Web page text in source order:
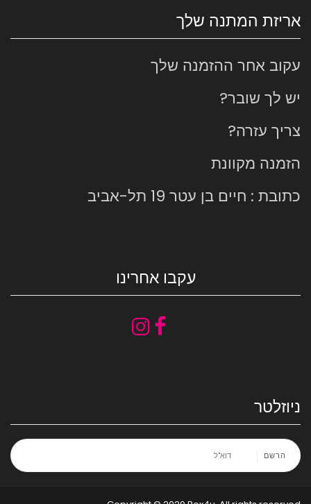
אריזת המתנה שלך
עקוב אחר ההזמנה שלך
יש לך שובר?
צריך עזרה?
הזמנה מקוונת
כתובת : חיים בן עטר 19 תל-אביב
עקבו אחרינו
ניוזלטר